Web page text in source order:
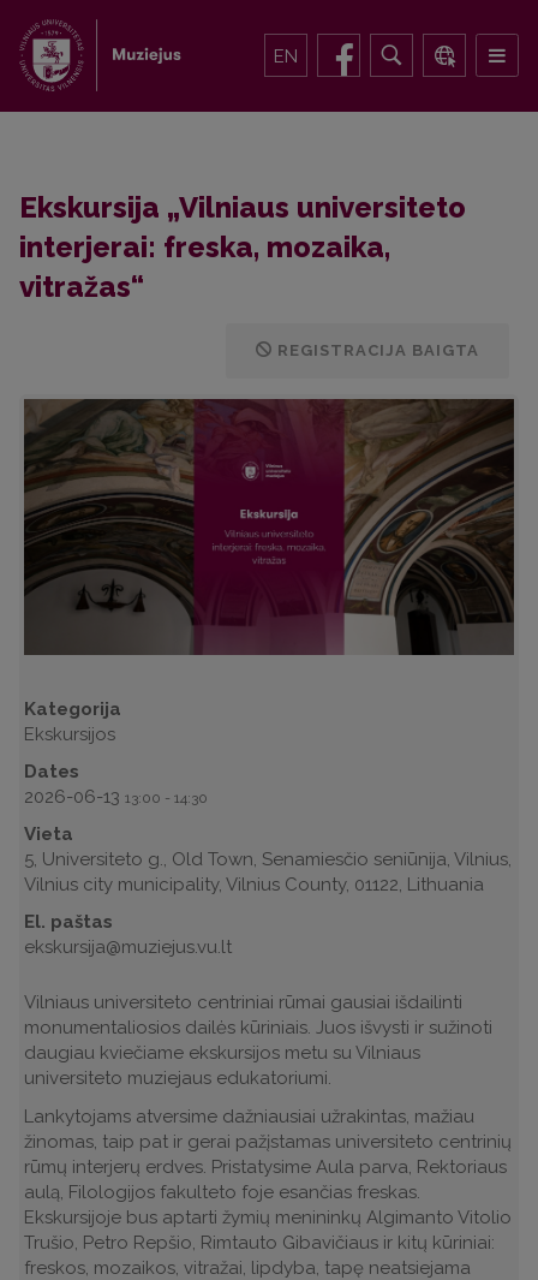
EN
Ekskursija „Vilniaus universiteto
interjerai: freska, mozaika,
vitražas“
REGISTRACIJA BAIGTA
Kategorija
Ekskursijos
Dates
2026-06-13 13:00 -14:30
Vieta
5, Universiteto g., Old Town, Senamiesčio seniūnija, Vilnius,
Vilnius city municipality, Vilnius County, 01122, Lithuania
El. paštas
ekskursija@muziejus.vu.lt
Vilniaus universiteto centriniai rūmai gausiai išdailinti
monumentaliosios dailės kūriniais. Juos išvysti ir sužinoti
daugiau kviečiame ekskursijos metu su Vilniaus
universiteto muziejaus edukatoriumi.
Lankytojams atversime dažniausiai užrakintas, mažiau
žinomas, taip pat ir gerai pažįstamas universiteto centrinių
rūmų interjerų erdves. Pristatysime Aula parva, Rektoriaus
aulą, Filologijos fakulteto foje esančias freskas.
Ekskursijoje bus aptarti žymių menininkų Algimanto Vitolio
Trušio, Petro Repšio, Rimtauto Gibavičiaus ir kitų kūriniai:
freskos, mozaikos, vitražai, lipdyba, tapę neatsiejama